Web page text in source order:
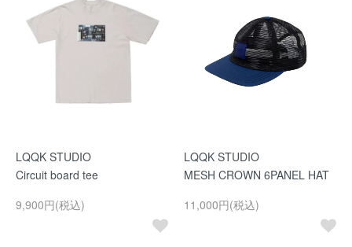
LQQK STUDIO
Circuit board tee
9,900円(税込)
LQQK STUDIO
MESH CROWN 6PANEL HAT
11,000円(税込)